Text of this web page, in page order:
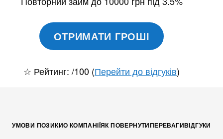
ОТРИМАТИ ГРОШІ
☆ Рейтинг: /100 (Перейти до відгуків)
УМОВИ ПОЗИКИО КОМПАНІЇЯК ПОВЕРНУТИПЕРЕВАГИВІДГУКИ